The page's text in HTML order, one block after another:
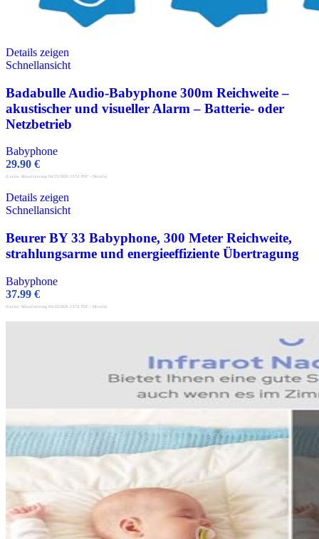
Details zeigen
Schnellansicht
Badabulle Audio-Babyphone 300m Reichweite –
akustischer und visueller Alarm – Batterie- oder
Netzbetrieb
Babyphone
29.90 €
(Letzte Aktualisierung 04/23/2026 13:51 PST - Details)
Details zeigen
Schnellansicht
Beurer BY 33 Babyphone, 300 Meter Reichweite,
strahlungsarme und energieeffiziente Übertragung
Babyphone
37.99 €
(Letzte Aktualisierung 04/23/2026 13:51 PST - Details)